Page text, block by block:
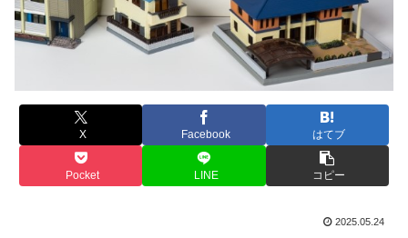
X Facebook はてブ
Pocket LINE コピー
2025.05.24